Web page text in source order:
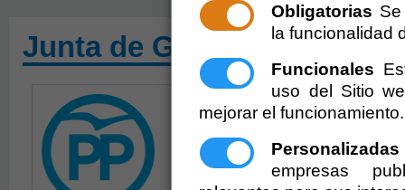
Obligatorias
la funcionalidad
Funcionales
uso del Sitio
mejorar el funcionamiento.
Personalizadas
empresas
Junta de Gobierno Local
Alcalde: Juan
679582776 -
Teniente de Alcalde